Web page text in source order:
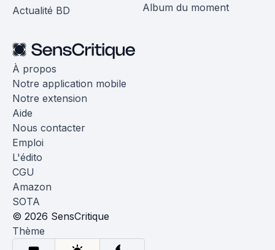
Actualité BD
Album du moment
À propos
Notre application mobile
Notre extension
Aide
Nous contacter
Emploi
L'édito
CGU
Amazon
SOTA
© 2026 SensCritique
Thème